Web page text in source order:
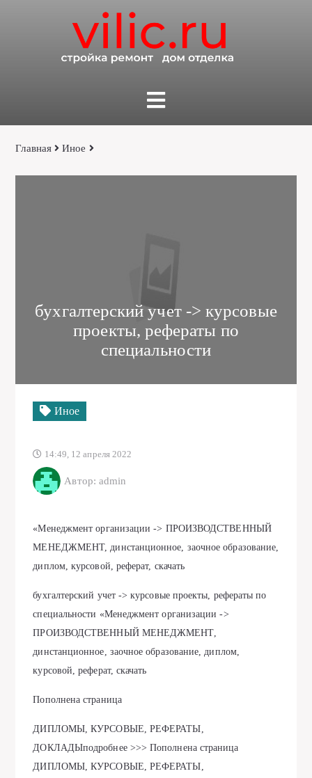
Главная Иное
бухгалтерский учет -> курсовые
проекты, рефераты по
специальности
Иное
14:49, 12 апреля 2022
Автор: admin
«Менеджмент организации -> ПРОИЗВОДСТВЕННЫЙ
МЕНЕДЖМЕНТ, динстанционное, заочное образование,
диплом, курсовой, реферат, скачать
бухгалтерский учет -> курсовые проекты, рефераты по
специальности «Менеджмент организации ->
ПРОИЗВОДСТВЕННЫЙ МЕНЕДЖМЕНТ,
динстанционное, заочное образование, диплом,
курсовой, реферат, скачать
Пополнена страница
ДИПЛОМЫ, КУРСОВЫЕ, РЕФЕРАТЫ,
ДОКЛАДЫподробнее >>> Пополнена страница
ДИПЛОМЫ, КУРСОВЫЕ, РЕФЕРАТЫ,